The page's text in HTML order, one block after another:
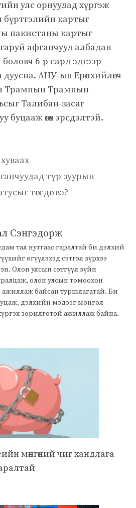
улс орнуудад хүргэж
картыг
пакистаны картыг
афганчууд албадан
боловч 6-р сард эдгээр
дуусна. АНУ-ын Ерөнхийлөгч
Трампын Трампын
Талибан-засаг
буцааж өгөх эрсдэлтэй.
түр зуурын
төгсдөг вэ?
Сэнгэдорж
тал нутгаас гаралтай би дэлхий
өгүүлэхэд сэтгэл зүрхээ
Олон улсын сэтгүүл зүйн
олон улсын томоохон
ажиллаж байсан туршлагатай. Би
дэлхийн мэдээг монгол
зорилготой ажиллаж байна.
мөнгөний чиг хандлага